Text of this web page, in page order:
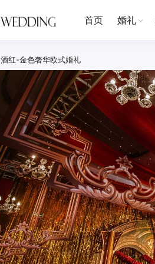
首页 婚礼
酒红-金色奢华欧式婚礼